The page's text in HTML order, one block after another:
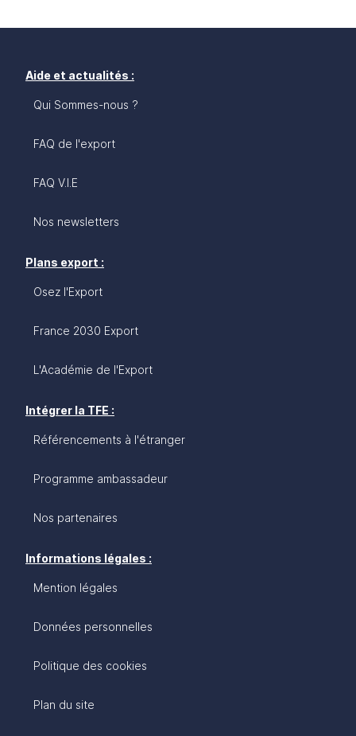
Aide et actualités :
Qui Sommes-nous ?
FAQ de l'export
FAQ V.I.E
Nos newsletters
Plans export :
Osez l'Export
France 2030 Export
L'Académie de l'Export
Intégrer la TFE :
Référencements à l'étranger
Programme ambassadeur
Nos partenaires
Informations légales :
Mention légales
Données personnelles
Politique des cookies
Plan du site